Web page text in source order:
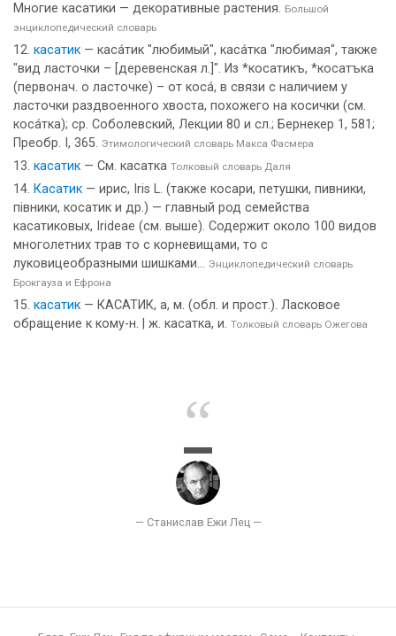
Многие касатики — декоративные растения. Большой
энциклопедический словарь
касатик — каса́тик "любимый", каса́тка "любимая", также
"вид ласточки – [деревенская л.]". Из *косатикъ, *косатъка
(первонач. о ласточке) – от коса́, в связи с наличием у
ласточки раздвоенного хвоста, похожего на косички (см.
коса́тка); ср. Соболевский, Лекции 80 и сл.; Бернекер 1, 581;
Преобр. I, 365. Этимологический словарь Макса Фасмера
касатик — См. касатка Толковый словарь Даля
Касатик — ирис, Iris L. (также косари, петушки, пивники,
пiвники, косатик и др.) — главный род семейства
касатиковых, Irideae (см. выше). Содержит около 100 видов
многолетних трав то с корневищами, то с
луковицеобразными шишками... Энциклопедический словарь
Брокгауза и Ефрона
касатик — КАСАТИК, а, м. (обл. и прост.). Ласковое
обращение к кому-н. | ж. касатка, и. Толковый словарь Ожегова